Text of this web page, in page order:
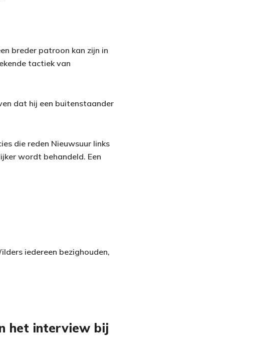
breder patroon kan zijn in
tactiek van
dat hij een buitenstaander
die reden Nieuwsuur links
wordt behandeld. Een
iedereen bezighouden,
het interview bij